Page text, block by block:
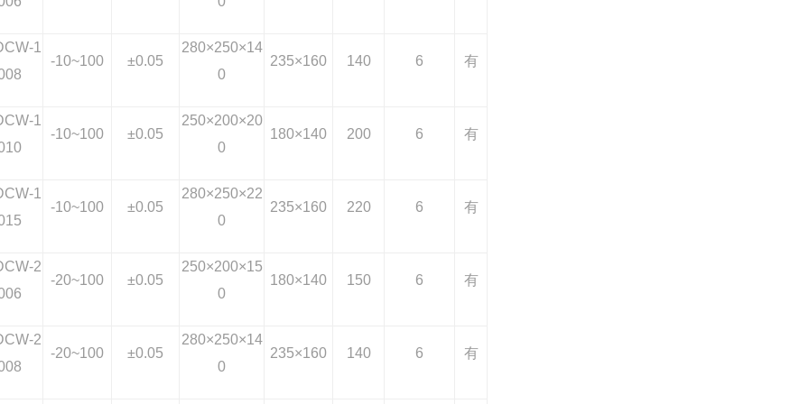
1
-10~100 ±0.05
280×250×14
0
235×160 140 6 有
1
-10~100 ±0.05
250×200×20
0
180×140 200 6 有
1
-10~100 ±0.05
280×250×22
0
235×160 220 6 有
2
-20~100 ±0.05
250×200×15
0
180×140 150 6 有
2
-20~100 ±0.05
280×250×14
0
235×160 140 6 有